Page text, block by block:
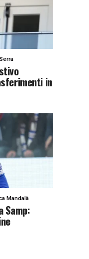
in
Mandalà
Samp: